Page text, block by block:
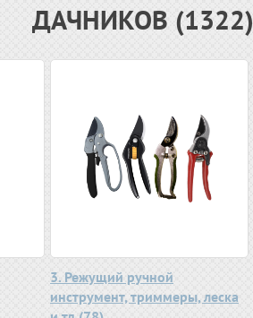
ДАЧНИКОВ (1322)
3. Режущий ручной
инструмент, триммеры, леска